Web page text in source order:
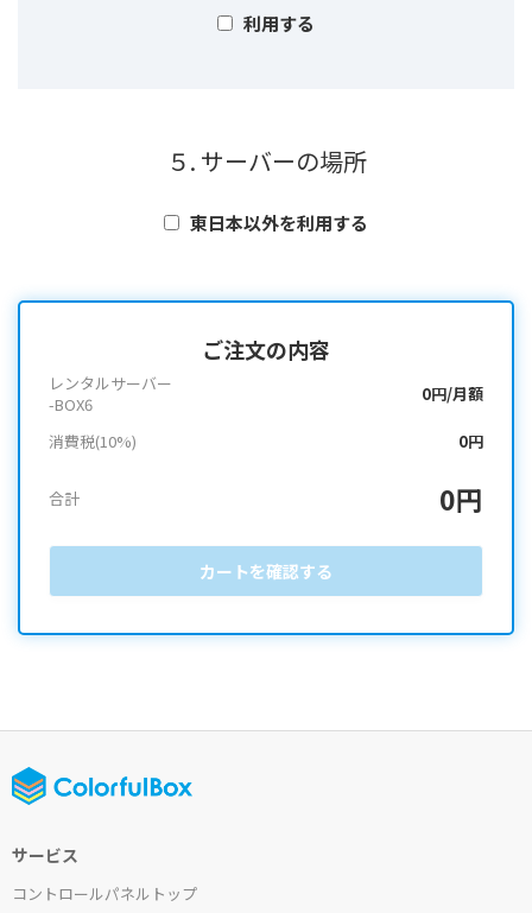
利用する
５. サーバーの場所
東日本以外を利用する
ご注文の内容
レンタルサーバー
-BOX6
0円/月額
消費税(10%) 0円
合計 0円
カートを確認する
サービス
コントロールパネルトップ